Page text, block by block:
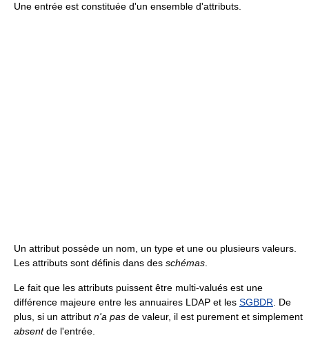
Une entrée est constituée d'un ensemble d'attributs.
Un attribut possède un nom, un type et une ou plusieurs valeurs.
Les attributs sont définis dans des schémas
Le fait que les attributs puissent être multi-valués est une
différence majeure entre les annuaires LDAP et les SGBDR . De
plus, si un attribut n'a pas de valeur, il est purement et simplement
absentde l'entrée.